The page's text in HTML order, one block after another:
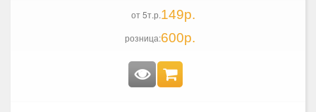
от 5т.р.149р.
розница:600р.